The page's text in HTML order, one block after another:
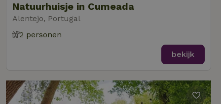
Natuurhuisje in Cumeada
Alentejo, Portugal
2 personen
bekijk